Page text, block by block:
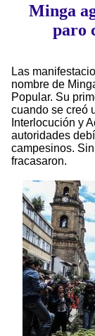
Minga
paro
Las
nombre de
Popular. Su
cuando se creó
Interlocución y
autoridades
campesinos.
fracasaron.